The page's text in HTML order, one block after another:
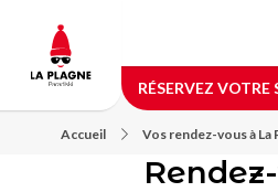
contenu
principal
RÉSERVEZ VOTRE
Accueil Vos rendez-vous à La